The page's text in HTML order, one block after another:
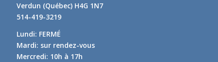
Verdun (Québec) H4G 1N7
514-419-3219
Lundi: FERMÉ
Mardi: sur rendez-vous
Mercredi: 10h à 17h